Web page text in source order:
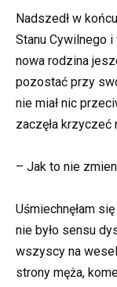
Nadszedł w
Stanu Cywilnego i
nowa rodzina
pozostać przy
nie miał nic
zaczęła krzyczeć
– Jak to nie
Uśmiechnęłam
nie było sensu
wszyscy na
strony męża,